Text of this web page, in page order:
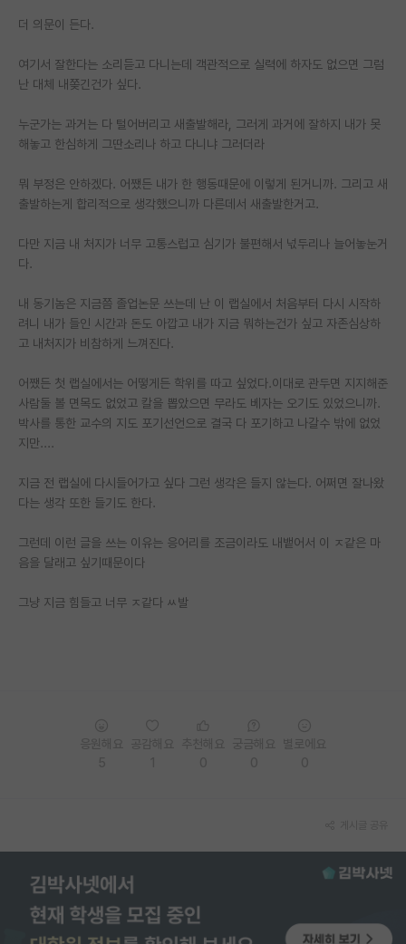
이벤트
반도체 아카데미
재팬라운지 🌸
더 의문이 든다.
여기서 잘한다는 소리듣고 다니는데 객관적으로 실력에 하자도 없으면 그럼
난 대체 내쫒긴건가 싶다.
누군가는 과거는 다 털어버리고 새출발해라, 그러게 과거에 잘하지 내가 못
해놓고 한심하게 그딴소리나 하고 다니냐 그러더라
뭐 부정은 안하겠다. 어쨌든 내가 한 행동때문에 이렇게 된거니까. 그리고 새
출발하는게 합리적으로 생각했으니까 다른데서 새출발한거고.
다만 지금 내 처지가 너무 고통스럽고 심기가 불편해서 넋두리나 늘어놓눈거
다.
내 동기놈은 지금쯤 졸업논문 쓰는데 난 이 랩실에서 처음부터 다시 시작하
려니 내가 들인 시간과 돈도 아깝고 내가 지금 뭐하는건가 싶고 자존심상하
고 내처지가 비참하게 느껴진다.
어쨌든 첫 랩실에서는 어떻게든 학위를 따고 싶었다.이대로 관두면 지지해준
사람둘 볼 면목도 없었고 칼을 뽑았으면 무라도 베자는 오기도 있었으니까.
박사를 통한 교수의 지도 포기선언으로 결국 다 포기하고 나갈수 밖에 없었
지만....
지금 전 랩실에 다시들어가고 싶다 그런 생각은 들지 않는다. 어쩌면 잘나왔
다는 생각 또한 들기도 한다.
그런데 이런 글을 쓰는 이유는 응어리를 조금이라도 내뱉어서 이 ㅈ같은 마
음을 달래고 싶기때문이다
그냥 지금 힘들고 너무 ㅈ같다 ㅆ발